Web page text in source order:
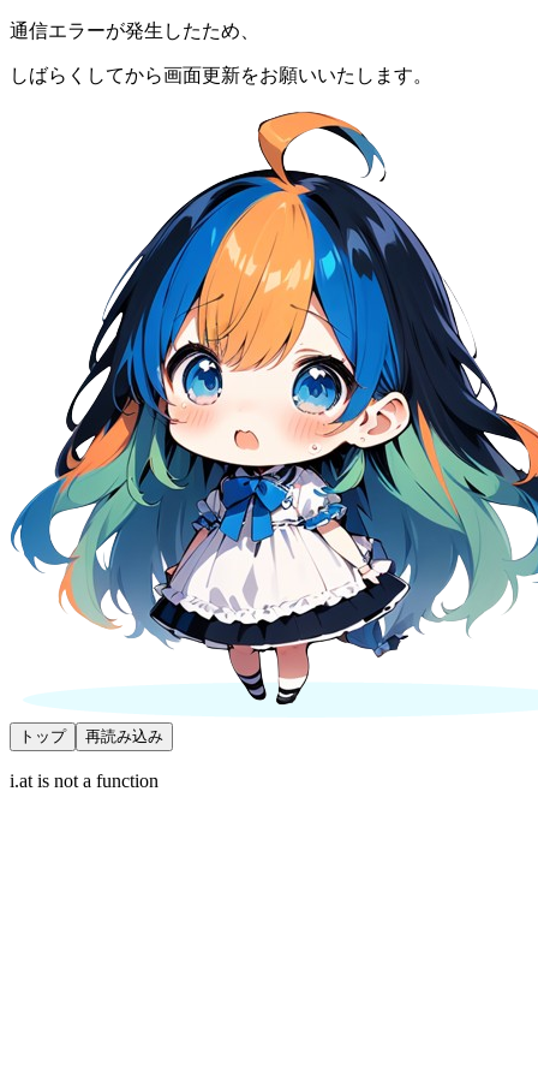
通信エラーが発生したため、
しばらくしてから画面更新をお願いいたします。
トップ 再読み込み
i.at is not a function